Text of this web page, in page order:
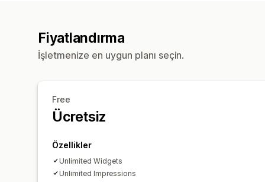
Fiyatlandırma
İşletmenize en uygun planı seçin.
Free
Ücretsiz
Özellikler
Unlimited Widgets
Unlimited Impressions